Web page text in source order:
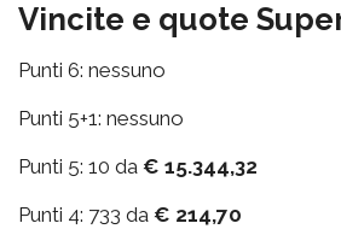
Vincite e quote
Punti 6: nessuno
Punti 5+1: nessuno
Punti 5: 10 da € 15.344,32
Punti 4: 733 da € 214,70